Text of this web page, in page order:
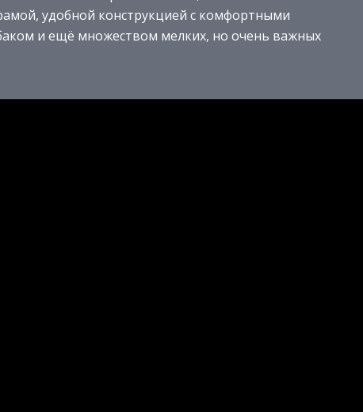
удобной конструкцией с комфортными
и ещё множеством мелких, но очень важных